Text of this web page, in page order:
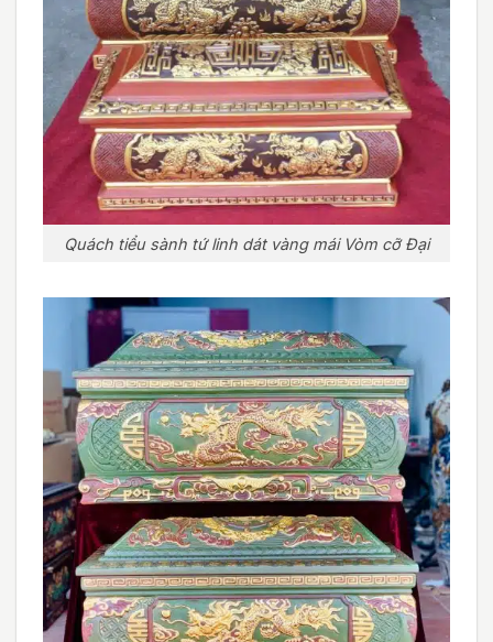
Quách tiểu sành tứ linh dát vàng mái Vòm cỡ Đại